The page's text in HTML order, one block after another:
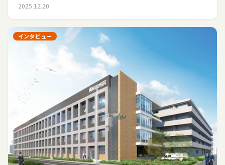
2025.12.20
インタビュー